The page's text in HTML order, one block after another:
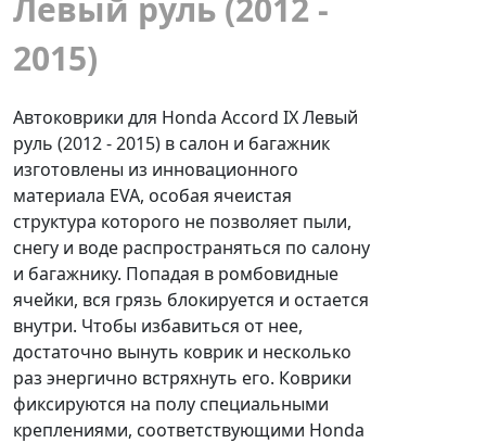
Левый руль (2012 -
2015)
Автоковрики для Honda Accord IX Левый
руль (2012 - 2015) в салон и багажник
изготовлены из инновационного
материала EVA, особая ячеистая
структура которого не позволяет пыли,
снегу и воде распространяться по салону
и багажнику. Попадая в ромбовидные
ячейки, вся грязь блокируется и остается
внутри. Чтобы избавиться от нее,
достаточно вынуть коврик и несколько
раз энергично встряхнуть его. Коврики
фиксируются на полу специальными
креплениями, соответствующими Honda